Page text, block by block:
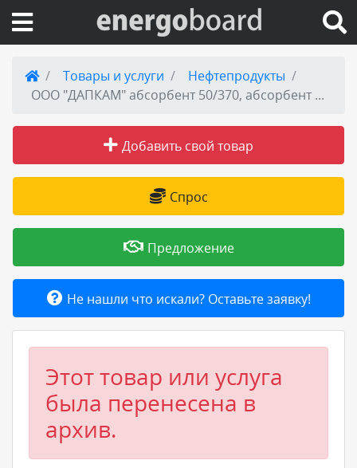
Вход на сайт
Публикации
Товары и услуги
Добавить товар или услугу
Товары и услуги
Нефтепродукты
ООО "ДАПКАМ" абсорбент 50/370, абсорбент Н марка А, абсорбент Н марка Б.
Добавить свой товар
Спрос
Предложение
Не нашли что искали? Оставьте заявку!
Этот товар или услуга
была перенесена в
архив.